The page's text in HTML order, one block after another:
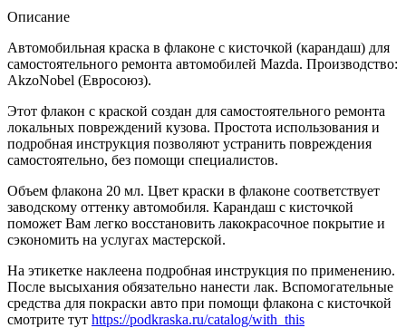
Описание
Автомобильная краска в флаконе с кисточкой (карандаш) для
самостоятельного ремонта автомобилей Mazda. Производство:
AkzoNobel (Евросоюз).
Этот флакон с краской создан для самостоятельного ремонта
локальных повреждений кузова. Простота использования и
подробная инструкция позволяют устранить повреждения
самостоятельно, без помощи специалистов.
Объем флакона 20 мл. Цвет краски в флаконе соответствует
заводскому оттенку автомобиля. Карандаш с кисточкой
поможет Вам легко восстановить лакокрасочное покрытие и
сэкономить на услугах мастерской.
На этикетке наклеена подробная инструкция по применению.
После высыхания обязательно нанести лак. Вспомогательные
средства для покраски авто при помощи флакона с кисточкой
смотрите тут https://podkraska.ru/catalog/with_this